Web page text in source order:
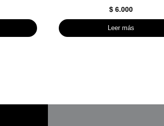
$ 6.000
Leer más